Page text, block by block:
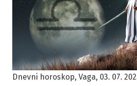
Dnevni horoskop, Vaga, 03. 07.